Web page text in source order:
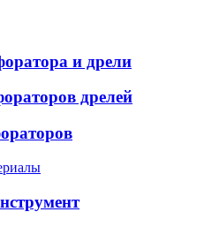
и дрели
дрелей